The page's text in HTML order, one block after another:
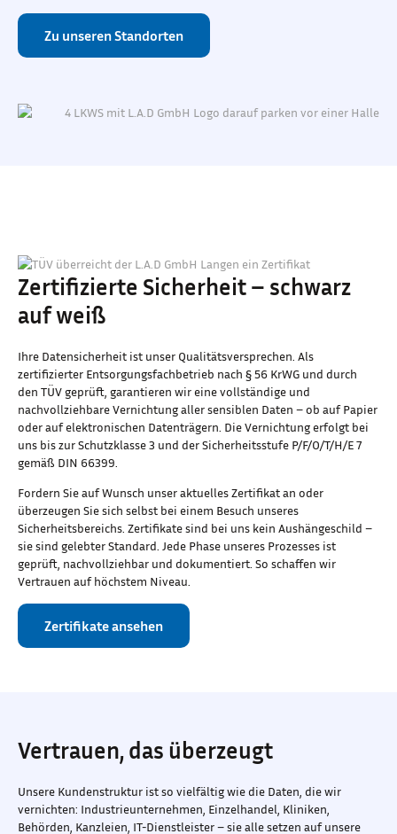
Zu unseren Standorten
Zertifizierte Sicherheit – schwarz
auf weiß
Ihre Datensicherheit ist unser Qualitätsversprechen. Als
zertifizierter Entsorgungsfachbetrieb nach § 56 KrWG und durch
den TÜV geprüft, garantieren wir eine vollständige und
nachvollziehbare Vernichtung aller sensiblen Daten – ob auf Papier
oder auf elektronischen Datenträgern. Die Vernichtung erfolgt bei
uns bis zur Schutzklasse 3 und der Sicherheitsstufe P/F/O/T/H/E 7
gemäß DIN 66399.
Fordern Sie auf Wunsch unser aktuelles Zertifikat an oder
überzeugen Sie sich selbst bei einem Besuch unseres
Sicherheitsbereichs. Zertifikate sind bei uns kein Aushängeschild –
sie sind gelebter Standard. Jede Phase unseres Prozesses ist
geprüft, nachvollziehbar und dokumentiert. So schaffen wir
Vertrauen auf höchstem Niveau.
Zertifikate ansehen
Vertrauen, das überzeugt
Unsere Kundenstruktur ist so vielfältig wie die Daten, die wir
vernichten: Industrieunternehmen, Einzelhandel, Kliniken,
Behörden, Kanzleien, IT-Dienstleister – sie alle setzen auf unsere